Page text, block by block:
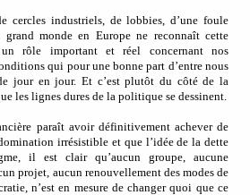
cercles industriels, de lobbies, d’une foule
grand monde en Europe ne reconnaît cette
rôle important et réel concernant nos
qui pour une bonne part d’entre nous
jour en jour. Et c’est plutôt du côté de la
les lignes dures de la politique se dessinent.
paraît avoir définitivement achever de
irrésistible et que l’idée de la dette
il est clair qu’aucun groupe, aucune
projet, aucun renouvellement des modes de
n’est en mesure de changer quoi que ce